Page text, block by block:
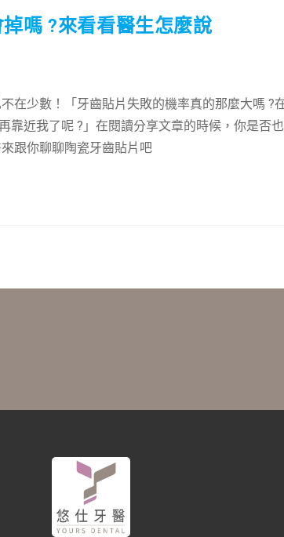
嗎 ?來看看醫生怎麼說
在少數！「牙齒貼片失敗的機率真的那麼大嗎 ?
靠近我了呢 ?」在閱讀分享文章的時候，你是否也
跟你聊聊陶瓷牙齒貼片吧